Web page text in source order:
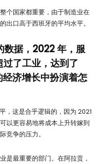
个国家都重要，由于制造业在
出口高于西班牙的平均水平。
数据，2022 年，服
了工业，达到了
济增长中扮演着怎
，这是合乎逻辑的，因为 2021
以更容易地将成本上升转嫁到
竞争的压力。
是最重要的部门。在阿拉贡，